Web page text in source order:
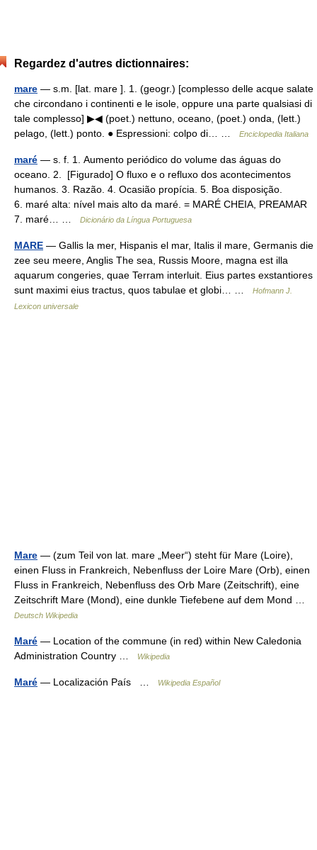
Regardez d'autres dictionnaires:
mare — s.m. [lat. mare ]. 1. (geogr.) [complesso delle acque salate
che circondano i continenti e le isole, oppure una parte qualsiasi di
tale complesso] ▶◀ (poet.) nettuno, oceano, (poet.) onda, (lett.)
pelago, (lett.) ponto. ● Espressioni: colpo di… …
Enciclopedia Italiana
maré — s. f. 1. Aumento periódico do volume das águas do
oceano. 2. [Figurado] O fluxo e o refluxo dos acontecimentos
humanos. 3. Razão. 4. Ocasião propícia. 5. Boa disposição.
6. maré alta: nível mais alto da maré. = MARÉ CHEIA, PREAMAR
7. maré… …
Dicionário da Língua Portuguesa
MARE — Gallis la mer, Hispanis el mar, Italis il mare, Germanis die
zee seu meere, Anglis The sea, Russis Moore, magna est illa
aquarum congeries, quae Terram interluit. Eius partes exstantiores
sunt maximi eius tractus, quos tabulae et globi… …
Hofmann J.
Lexicon universale
Mare — (zum Teil von lat. mare „Meer“) steht für Mare (Loire),
einen Fluss in Frankreich, Nebenfluss der Loire Mare (Orb), einen
Fluss in Frankreich, Nebenfluss des Orb Mare (Zeitschrift), eine
Zeitschrift Mare (Mond), eine dunkle Tiefebene auf dem Mond …
Deutsch Wikipedia
Maré — Location of the commune (in red) within New Caledonia
Administration Country …
Wikipedia
Maré — Localización País … Wikipedia Español